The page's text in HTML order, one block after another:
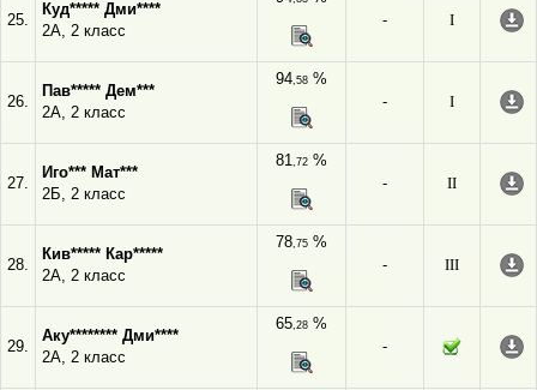
25.
Куд***** Дми****
2А, 2 класс
-
I
26.
Пав***** Дем***
2А, 2 класс
94,58 %
-
I
27.
Иго*** Мат***
2Б, 2 класс
81,72 %
-
II
28.
Кив***** Кар*****
2А, 2 класс
78,75 %
-
III
29.
Аку******** Дми****
2А, 2 класс
65,28 %
-